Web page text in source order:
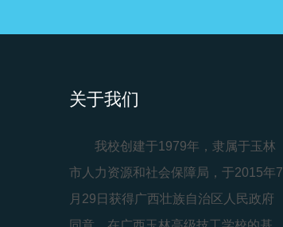
关于我们
我校创建于1979年，隶属于玉林
市人力资源和社会保障局，于2015年7
月29日获得广西壮族自治区人民政府